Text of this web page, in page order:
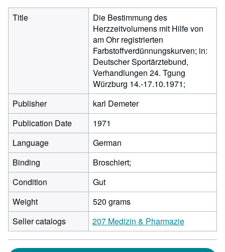
Title
Die Bestimmung des
Herzzeitvolumens mit Hilfe von
am Ohr registrierten
Farbstoffverdünnungskurven; in:
Deutscher Sportärztebund,
Verhandlungen 24. Tgung
Würzburg 14.-17.10.1971;
Publisher
karl Demeter
Publication Date
1971
Language
German
Binding
Broschiert;
Condition
Gut
Weight
520 grams
Seller catalogs
207 Medizin & Pharmazie